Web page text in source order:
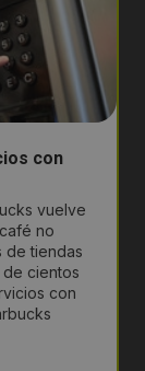
con
vuelve
no
de tiendas
cientos
con